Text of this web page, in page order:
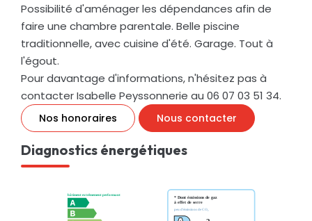
Possibilité d'aménager les dépendances afin de
faire une chambre parentale. Belle piscine
traditionnelle, avec cuisine d'été. Garage. Tout à
l'égout.
Pour davantage d'informations, n'hésitez pas à
contacter Isabelle Peyssonnerie au 06 07 03 51 34.
Nos honoraires Nous contacter
Diagnostics énergétiques